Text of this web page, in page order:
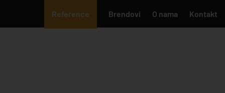
Reference Brendovi O nama Kontakt